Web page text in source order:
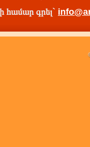
համար գրել`